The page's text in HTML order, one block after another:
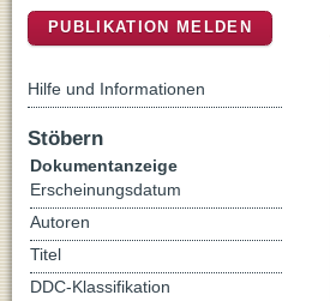
PUBLIKATION MELDEN
Hilfe und Informationen
Stöbern
Dokumentanzeige
Erscheinungsdatum
Autoren
Titel
DDC-Klassifikation